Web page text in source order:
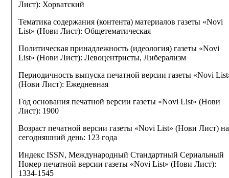
Лист): Хорватский
Тематика содержания (контента) материалов газеты «Novi
List» (Нови Лист): Общетематическая
Политическая принадлежность (идеология) газеты «Novi
List» (Нови Лист): Левоцентристы, Либерализм
Периодичность выпуска печатной версии газеты «Novi
(Нови Лист): Ежедневная
Год основания печатной версии газеты «Novi List» (Нови
Лист): 1900
Возраст печатной версии газеты «Novi List» (Нови Лист) на
сегодняшний день: 123 года
Индекс ISSN, Международный Стандартный Сериальный
Номер печатной версии газеты «Novi List» (Нови Лист):
1334-1545